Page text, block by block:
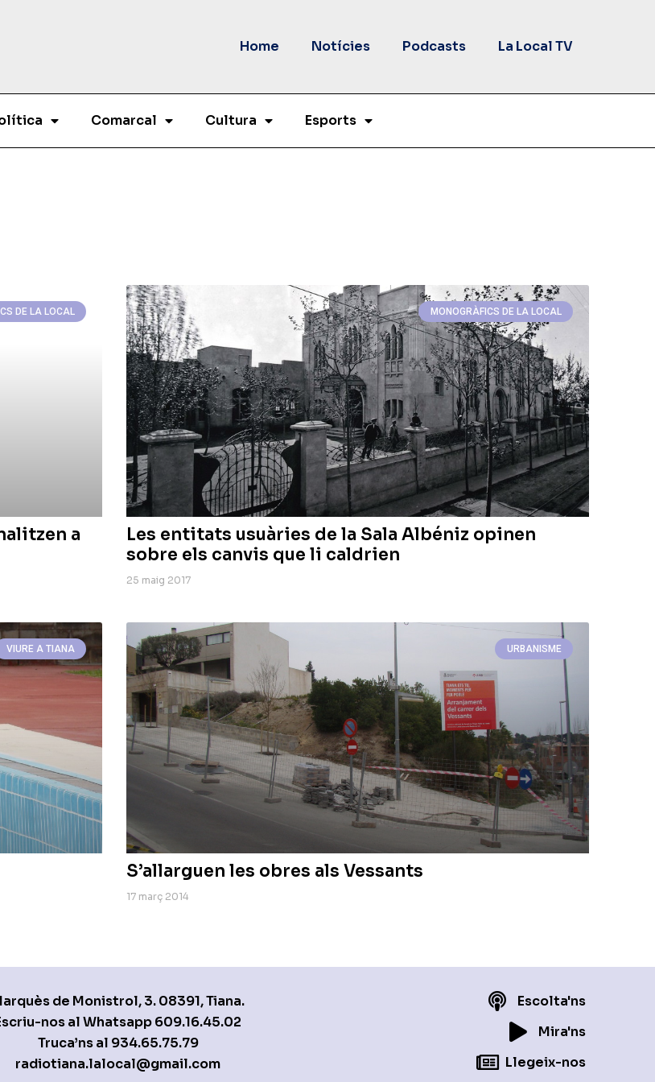
Home Notícies Podcasts La Local TV
Comarcal Cultura Esports
DE LA LOCAL
a
MONOGRÀFICS DE LA LOCAL
Les entitats usuàries de la Sala Albéniz opinen
sobre els canvis que li caldrien
25 maig 2017
VIURE A TIANA URBANISME
S’allarguen les obres als Vessants
17 març 2014
de Monistrol, 3. 08391, Tiana.
nos al Whatsapp609.16.45.02
Truca’ns al 934.65.75.79
radiotiana.lalocal@gmail.com
Escolta'ns
Mira'ns
Llegeix-nos